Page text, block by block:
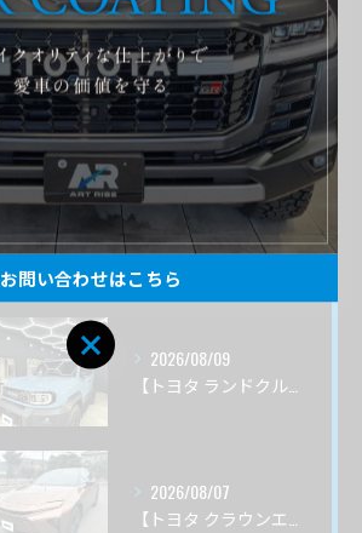
FIAT
DADG
施工事例
ショート動画
最近の投稿 Recent Posts
2026/08/09
【トヨタ ランドクルーザーＦＪ】サーブフェイス ボディ磨き 茨城県つくば市より
2026/08/07
【トヨタ クラウンエステート】♯４ ガードグレイズ ボディ磨き 茨城県土浦市より
お問い合わせはこちら